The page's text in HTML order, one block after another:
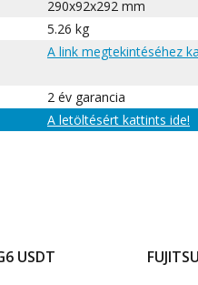
290x92x292 mm
5.26 kg
A link megtekintéséhez
2 év garancia
A letöltésért kattints ide!
USDT